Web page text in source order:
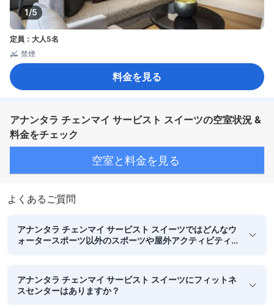
1/5
定員：大人5名
禁煙
料金を見る
アナンタラ チェンマイ サービスト スイーツの空室状況 &
料金をチェック
空室と料金を見る
よくあるご質問
アナンタラ チェンマイ サービスト スイーツではどんなウ
ォータースポーツ以外のスポーツや屋外アクティビティ
アナンタラ チェンマイ サービスト スイーツにフィットネ
スセンターはありますか？